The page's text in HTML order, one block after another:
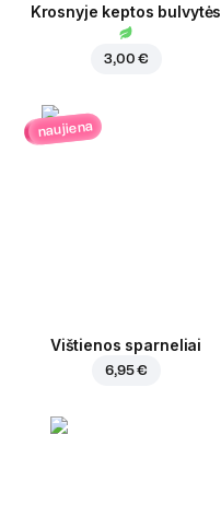
Krosnyje keptos bulvytės
3,00 €
naujiena
Vištienos sparneliai
6,95 €